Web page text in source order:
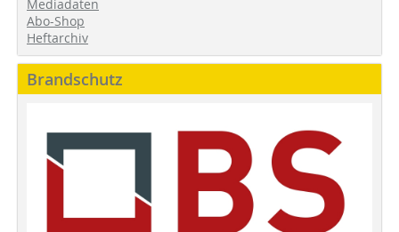
Mediadaten
Abo-Shop
Heftarchiv
Brandschutz